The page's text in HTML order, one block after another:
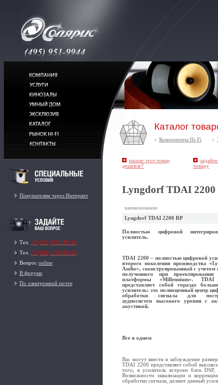
Покупателям через Интернет
Тел. +7 (495) 951-99-44
Тел. +7 (926) 159-99-44
Вопрос online
В форуме
По электронной почте
Каталог
Компоненты Hi-Fi
нашли этот товар
дешевле?
товару
Lyngdorf TDAI 2200
наименование
Lyngdorf TDAI 2200 RP
Полностью цифровой
усилитель.
TDAI 2200 – полностью цифровой
второго поколения производства
Audio», сконструированный с учетом
полученного при проектировании
платформы «Millennium».
представляет собой гораздо
усилитель: это полноценный центр
обработки сигнала для
аудиосистем высокого уровня с
акустикой.
Все в одном
Вас могут ввести в заблуждение
TDAI 2200 представляет собой
того, в усилитель встроен блок
Возможности эквализации и
обработки сигнала, делают данный